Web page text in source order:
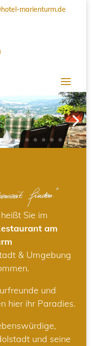
marienturm.de
Sie im
am
& Umgebung
und
hier ihr Paradies.
und seine